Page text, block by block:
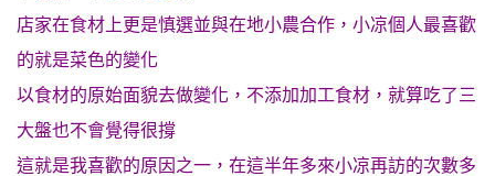
店家在食材上更是慎選並與在地小農合作，小凉個人最喜歡
的就是菜色的變化
以食材的原始面貌去做變化，不添加加工食材，就算吃了三
大盤也不會覺得很撐
這就是我喜歡的原因之一，在這半年多來小凉再訪的次數多